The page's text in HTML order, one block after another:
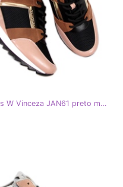
Cobra-cunhas W Vinceza JAN61 preto multicolorido